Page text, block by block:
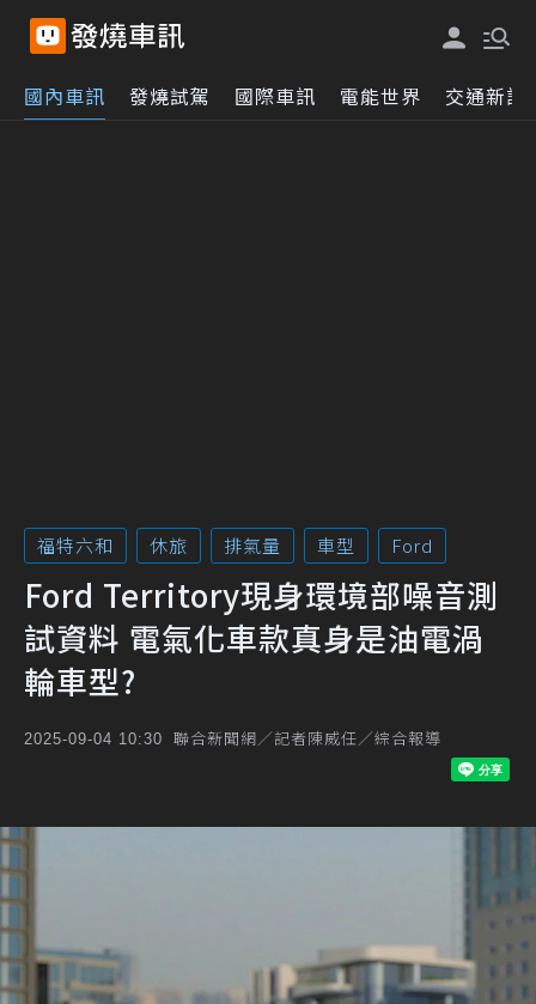
國內車訊 發燒試駕 國際車訊 電能世界 交通新訊
福特六和 休旅 排氣量 車型 Ford
Ford Territory現身環境部噪音測
試資料 電氣化車款真身是油電渦
輪車型?
2025-09-04 10:30 聯合新聞網／記者陳威任／綜合報導